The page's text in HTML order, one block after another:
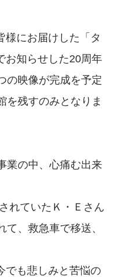
様にお届けした「タ
お知らせした20周年
の映像が完成を予定
を残すのみとなりま
業の中、心痛む出来
れていたＫ・Ｅさん
て、救急車で移送、
でも悲しみと苦悩の